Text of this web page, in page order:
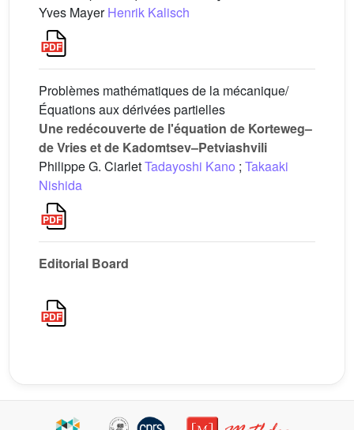
Yves MayerHenrik Kalisch
Problèmes mathématiques de la mécanique/
Équations aux dérivées partielles
Une redécouverte de l'équation de Korteweg–
de Vries et de Kadomtsev–Petviashvili
Philippe G. CiarletTadayoshi Kano ; Takaaki
Nishida
Editorial Board